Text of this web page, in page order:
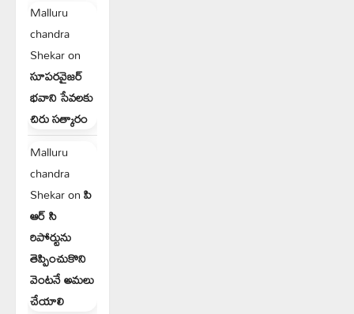
Malluru
chandra
Shekaron
సూపరవైజర్
భవాని సేవలకు
చిరు సత్కారం
Malluru
chandra
Shekaronపి
ఆర్ సి
రిపోర్టును
తెప్పించుకొని
వెంటనే అమలు
చేయాలి